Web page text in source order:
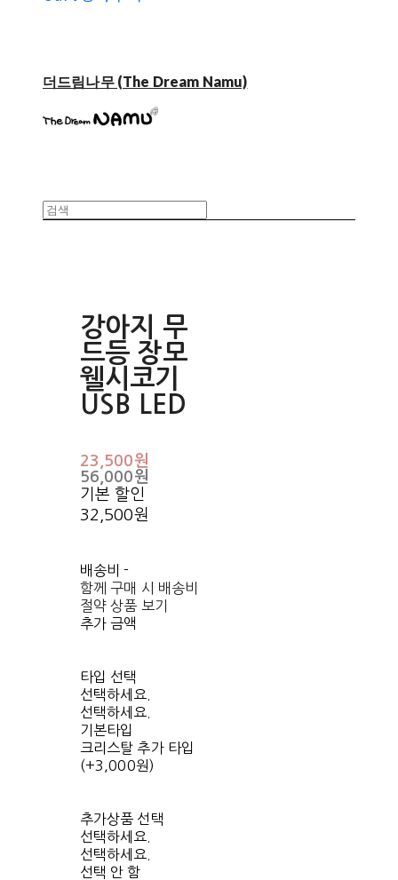
더드림나무 (The Dream Namu)
강아지 무
드등 장모
웰시코기
USB LED
23,500원
56,000원
기본 할인
32,500원
배송비-
함께 구매 시 배송비
절약 상품 보기
추가 금액
타입 선택
선택하세요.
선택하세요.
기본타입
크리스탈 추가 타입
(+3,000원)
추가상품 선택
선택하세요.
선택하세요.
선택 안 함